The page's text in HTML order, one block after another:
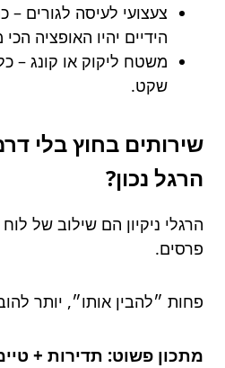
צעצועי לעיסה לגורים –
הידיים יהיו האופציה הכי
משטח ליקוק או קונג –
שקט.
שירותים בחוץ בלי
הרגל נכון?
הרגלי ניקיון הם שילוב של
פרסים.
פחות ״להבין אותו״, יותר
מתכון פשוט: תדירות +